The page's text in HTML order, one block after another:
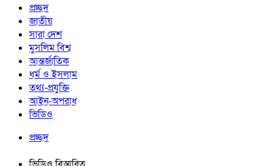
প্রচ্ছদ
জাতীয়
সারা দেশ
মুসলিম বিশ্ব
আন্তর্জাতিক
ধর্ম ও ইসলাম
তথ্য-প্রযুক্তি
আইন-অপরাধ
ভিডিও
প্রচ্ছদ